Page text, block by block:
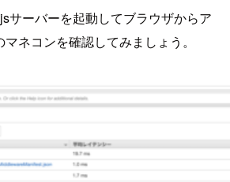
サーバーを起動してブラウザからア
ネコンを確認してみましょう。